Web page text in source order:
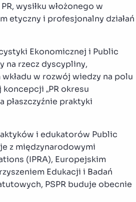
wysiłku włożonego w
etyczny i profesjonalny działań
Ekonomicznej i Public
na rzecz dyscypliny,
w rozwój wiedzy na polu
„PR okresu
płaszczyźnie praktyki
i edukatorów Public
z międzynarodowymi
(IPRA), Europejskim
Edukacji i Badań
PSPR buduje obecnie